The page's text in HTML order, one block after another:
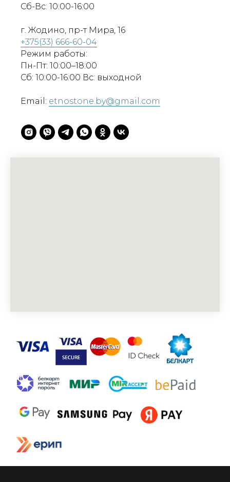
Сб-Вс: 10:00-16:00
г. Жодино, пр-т Мира, 16
+375(33) 666-60-04
Режим работы:
Пн-Пт: 10:00–18:00
Сб: 10:00-16:00 Вс: выходной
Email: etnostone.by@gmail.com